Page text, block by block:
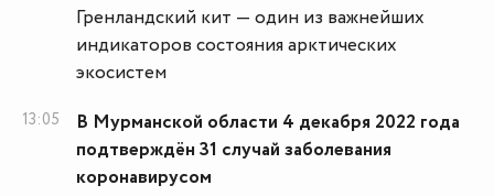
Гренландский кит — один из важнейших
индикаторов состояния арктических
экосистем
13:05
В Мурманской области 4 декабря 2022 года
подтверждён 31 случай заболевания
коронавирусом